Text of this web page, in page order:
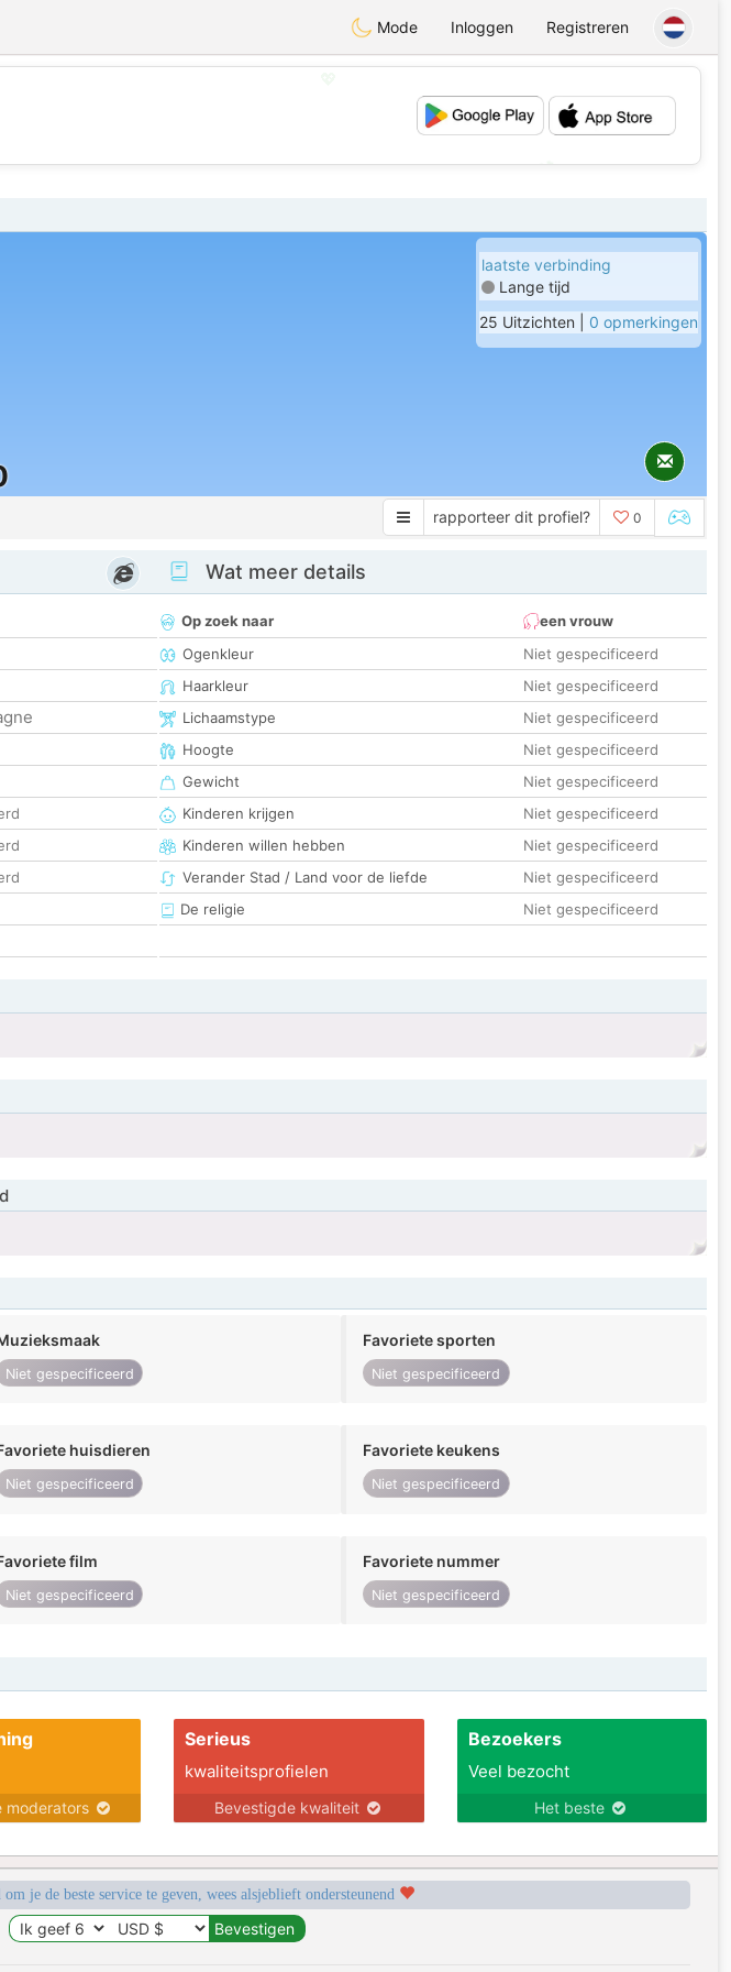
Mode Inloggen Registreren
💕
laatste verbinding
Lange tijd
25 Uitzichten | 0 opmerkingen
rapporteer dit profiel? 0
Wat meer details
Op zoek naar
een vrouw
Ogenkleur
Niet gespecificeerd
Haarkleur
Niet gespecificeerd
Lichaamstype
Niet gespecificeerd
Hoogte
Niet gespecificeerd
Gewicht
Niet gespecificeerd
Kinderen krijgen
Niet gespecificeerd
Kinderen willen hebben
Niet gespecificeerd
Verander Stad / Land voor de liefde
Niet gespecificeerd
De religie
Niet gespecificeerd
Niet gespecificeerd
Favoriete sporten
Niet gespecificeerd
huisdieren
Niet gespecificeerd
Favoriete keukens
Niet gespecificeerd
film
Niet gespecificeerd
Favoriete nummer
Niet gespecificeerd
moderators
Serieus
kwaliteitsprofielen
Bevestigde kwaliteit
Bezoekers
Veel bezocht
Het beste
je de beste service te geven, wees alsjeblieft ondersteunend